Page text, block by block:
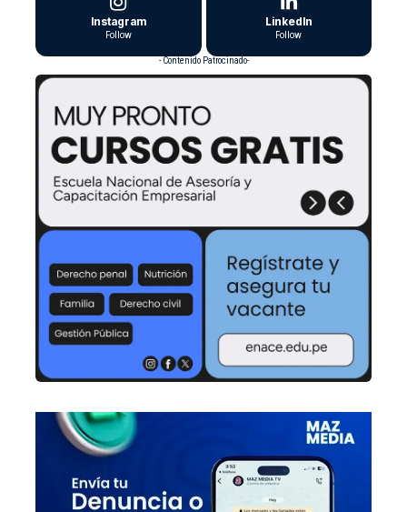
Instagram
Follow
LinkedIn
Follow
- Contenido Patrocinado-